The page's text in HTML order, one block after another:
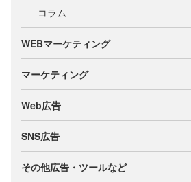
コラム
WEBマーケティング
マーケティング
Web広告
SNS広告
その他広告・ツールなど